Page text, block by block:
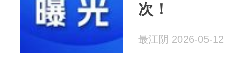
次！
最江阴 2026-05-12